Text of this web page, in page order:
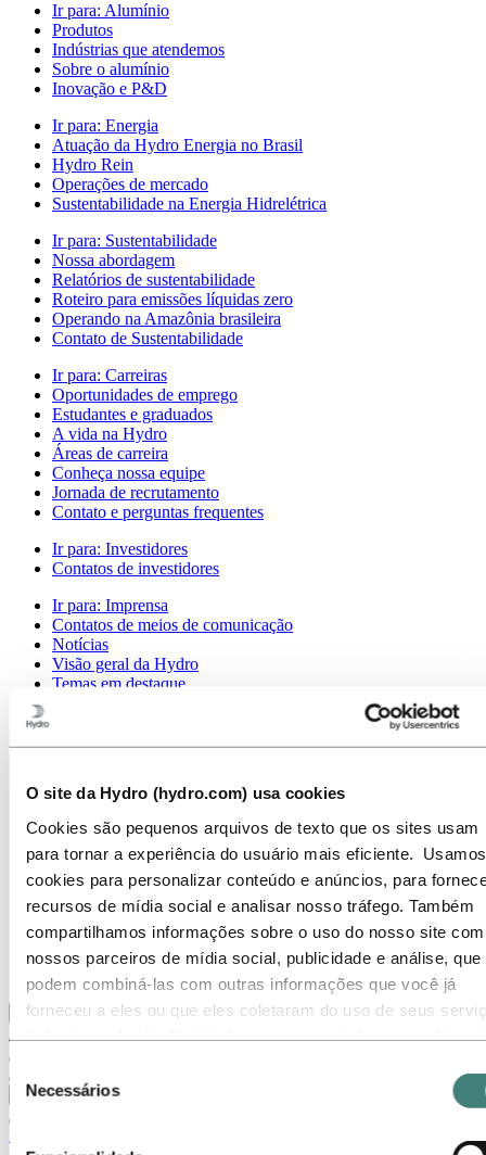
O site da Hydro (hydro.com) usa cookies
Cookies são pequenos arquivos de texto que os sites usam
para tornar a experiência do usuário mais eficiente. Usamos
cookies para personalizar conteúdo e anúncios, para
recursos de mídia social e analisar nosso tráfego. Também
compartilhamos informações sobre o uso do nosso site com
nossos parceiros de mídia social, publicidade e análise, que
podem combiná-las com outras informações que você já
forneceu a eles ou que eles coletaram do uso de seus
os cookies selecionados. Selecione o botão ‘Permitir todos’
consentimento
Necessários
Ir para: Alumínio
Produtos
Indústrias que atendemos
Sobre o alumínio
Inovação e P&D
Ir para: Energia
Atuação da Hydro Energia no Brasil
Hydro Rein
Operações de mercado
Sustentabilidade na Energia Hidrelétrica
Ir para: Sustentabilidade
Nossa abordagem
Relatórios de sustentabilidade
Roteiro para emissões líquidas zero
Operando na Amazônia brasileira
Contato de Sustentabilidade
Ir para: Carreiras
Oportunidades de emprego
Estudantes e graduados
A vida na Hydro
Áreas de carreira
Conheça nossa equipe
Jornada de recrutamento
Contato e perguntas frequentes
Ir para: Investidores
Contatos de investidores
Ir para: Imprensa
Contatos de meios de comunicação
Notícias
Visão geral da Hydro
Temas em destaque
Nosso propósito e valores
Nossa Estratégia
Localizações da Hydro no Brasil
Nossos negócios
Nossa história
Gerenciamento e Organização
Governança corporativa
Suprimentos
Patrocínios
Stories By Hydro
Voltar ao menu principal
Fechar
Imprensa